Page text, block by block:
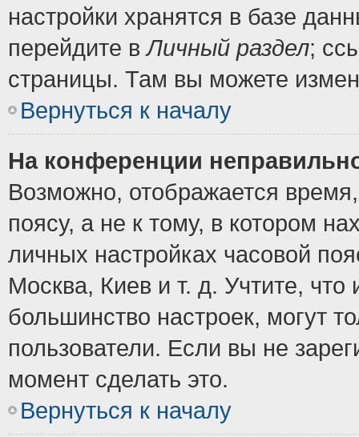
настройки хранятся в базе
перейдите вЛичный раздел;
страницы. Там вы можете
Вернуться к началу
На конференции
Возможно, отображается
поясу, а не к тому, в котором
личных настройках часовой
Москва, Киев и т. д. Учтите, что
большинство настроек, могут
пользователи. Если вы не
момент сделать это.
Вернуться к началу